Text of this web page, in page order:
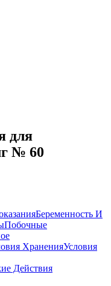
для
№ 60
Беременность И
Побочные
ХраненияУсловия
Действия